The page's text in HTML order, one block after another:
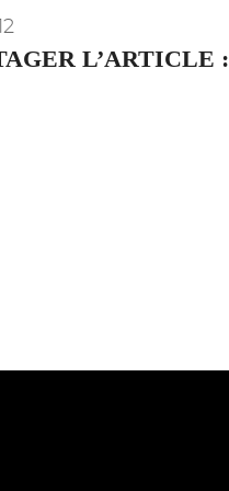
L’ARTICLE :